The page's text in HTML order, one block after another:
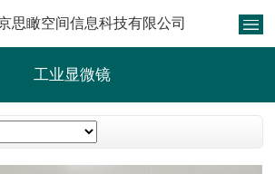
思瞰空间信息科技有限公司
工业显微镜